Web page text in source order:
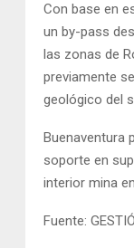
Con base en
un by-pass
las zonas de
previamente
geológico del
Buenaventura
soporte en
interior mina
Fuente: